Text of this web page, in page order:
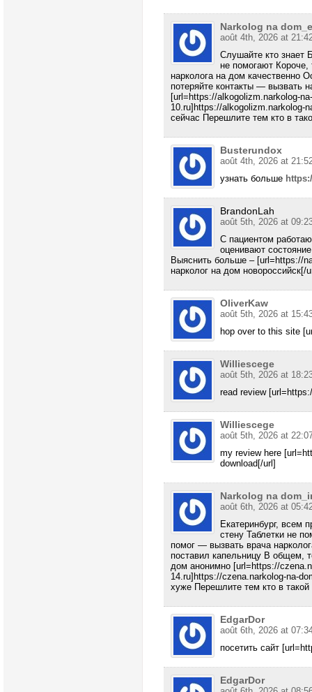
Narkolog na
août 4th, 2026 at
Слушайте кто знает
не помогают
нарколога на дом качественно
потеряйте контакты — вызвать
[url=https://alkogolizm.narkolog-
10.ru]https://alkogolizm.narkolog-
сейчас Перешлите тем кто в
Busterundox
août 4th, 2026 at
узнать больше
BrandonLah
août 5th, 2026 at
С пациентом
оценивают
Выяснить больше – [url=https://
нарколог на дом новороссийск[/
OliverKaw
août 5th, 2026 at
hop over to this site
Williescege
août 5th, 2026 at
read review
Williescege
août 5th, 2026 at
my review here
download[/url]
Narkolog na
août 6th, 2026 at
Екатеринбург, всем
стену Таблетки не
помог — вызвать врача
поставил капельницу В общем,
дом анонимно [url=https://
14.ru]https://czena.narkolog-na-
хуже Перешлите тем кто в такой
EdgarDor
août 6th, 2026 at
посетить сайт
EdgarDor